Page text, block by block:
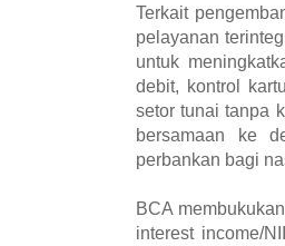
Terkait
pelayanan
untuk
debit, kontrol
setor tunai tanpa
bersamaan ke
perbankan bagi
BCA
interest income/